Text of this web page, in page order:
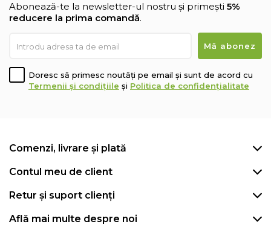
Abonează-te la newsletter-ul nostru și primești 5%
reducere la prima comandă.
Doresc să primesc noutăți pe email și sunt de acord cu
Termenii și condițiile și Politica de confidențialitate
Comenzi, livrare și plată
Contul meu de client
Retur și suport clienți
Află mai multe despre noi